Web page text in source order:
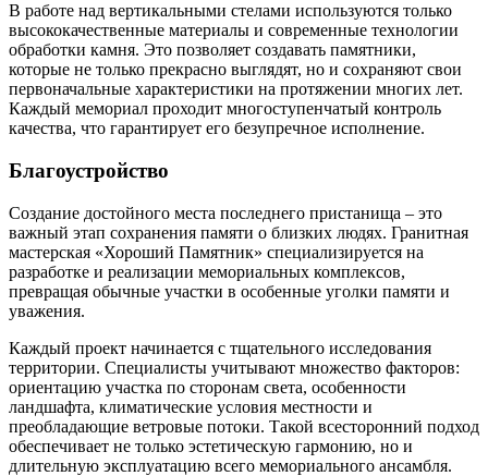
В работе над вертикальными стелами используются только
высококачественные материалы и современные технологии
обработки камня. Это позволяет создавать памятники,
которые не только прекрасно выглядят, но и сохраняют свои
первоначальные характеристики на протяжении многих лет.
Каждый мемориал проходит многоступенчатый контроль
качества, что гарантирует его безупречное исполнение.
Благоустройство
Создание достойного места последнего пристанища – это
важный этап сохранения памяти о близких людях. Гранитная
мастерская «Хороший Памятник» специализируется на
разработке и реализации мемориальных комплексов,
превращая обычные участки в особенные уголки памяти и
уважения.
Каждый проект начинается с тщательного исследования
территории. Специалисты учитывают множество факторов:
ориентацию участка по сторонам света, особенности
ландшафта, климатические условия местности и
преобладающие ветровые потоки. Такой всесторонний подход
обеспечивает не только эстетическую гармонию, но и
длительную эксплуатацию всего мемориального ансамбля.